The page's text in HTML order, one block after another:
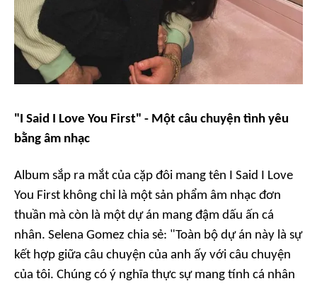
"I Said I Love You First" - Một câu chuyện tình yêu
bằng âm nhạc
Album sắp ra mắt của cặp đôi mang tên I Said I Love
You First không chỉ là một sản phẩm âm nhạc đơn
thuần mà còn là một dự án mang đậm dấu ấn cá
nhân. Selena Gomez chia sẻ: "Toàn bộ dự án này là sự
kết hợp giữa câu chuyện của anh ấy với câu chuyện
của tôi. Chúng có ý nghĩa thực sự mang tính cá nhân